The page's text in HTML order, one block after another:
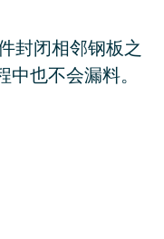
封闭相邻钢板之
也不会漏料。